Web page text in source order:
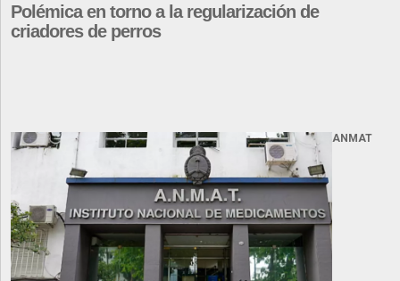
Polémica en torno a la regularización de
criadores de perros
ANMAT